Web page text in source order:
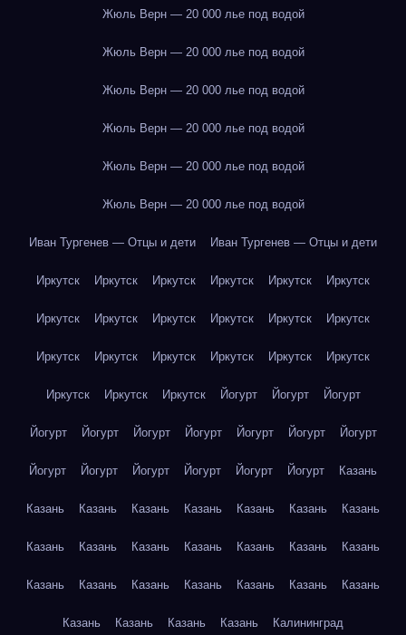
Жюль Верн — 20 000 лье под водой
Жюль Верн — 20 000 лье под водой
Жюль Верн — 20 000 лье под водой
Жюль Верн — 20 000 лье под водой
Жюль Верн — 20 000 лье под водой
Жюль Верн — 20 000 лье под водой
Иван Тургенев — Отцы и дети Иван Тургенев — Отцы и дети
Иркутск Иркутск Иркутск Иркутск Иркутск Иркутск
Иркутск Иркутск Иркутск Иркутск Иркутск Иркутск
Иркутск Иркутск Иркутск Иркутск Иркутск Иркутск
Иркутск Иркутск Иркутск Йогурт Йогурт Йогурт
Йогурт Йогурт Йогурт Йогурт Йогурт Йогурт Йогурт
Йогурт Йогурт Йогурт Йогурт Йогурт Йогурт Казань
Казань Казань Казань Казань Казань Казань Казань
Казань Казань Казань Казань Казань Казань Казань
Казань Казань Казань Казань Казань Казань Казань
Казань Казань Казань Казань Калининград